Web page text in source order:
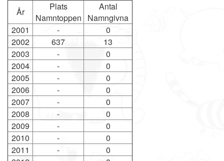
År
Plats
Namntoppen
Antal
Namngivna
2001
-
0
2002
637
13
2003
-
0
2004
-
0
2005
-
0
2006
-
0
2007
-
0
2008
-
0
2009
-
0
2010
-
0
2011
-
0